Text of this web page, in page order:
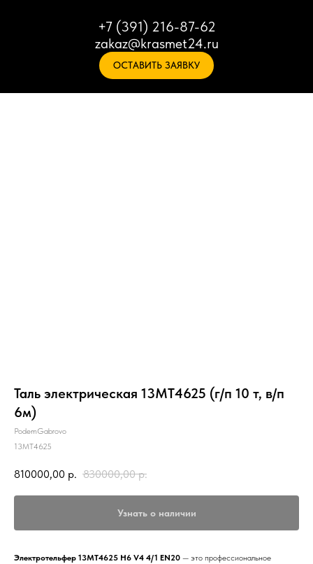
+7 (391) 216-87-62
zakaz@krasmet24.ru
ОСТАВИТЬ ЗАЯВКУ
Таль электрическая 13МТ4625 (г/п 10 т, в/п
6м)
PodemGabrovo
13МТ4625
810000,00 р. 830000,00 р.
Узнать о наличии
Электротельфер 13MT4625 H6 V4 4/1 EN20 — это профессиональное